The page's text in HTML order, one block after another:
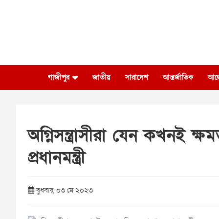
গাজীপুর জাতীয় সারাদেশ আন্তর্জাতিক
অগ্নিসন্ত্রাসীরা যেন কখনই
প্রধানমন্ত্রী
বুধবার, ০৩ মে ২০২৩